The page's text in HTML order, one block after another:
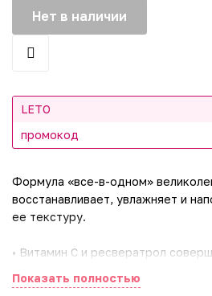
Нет в наличии
LETO
промокод
Формула «все-в-одном»
восстанавливает, увлажняет и
ее текстуру.
• Витамин С и ресвератрол
• Минеральный комплекс магния,
Показать полностью